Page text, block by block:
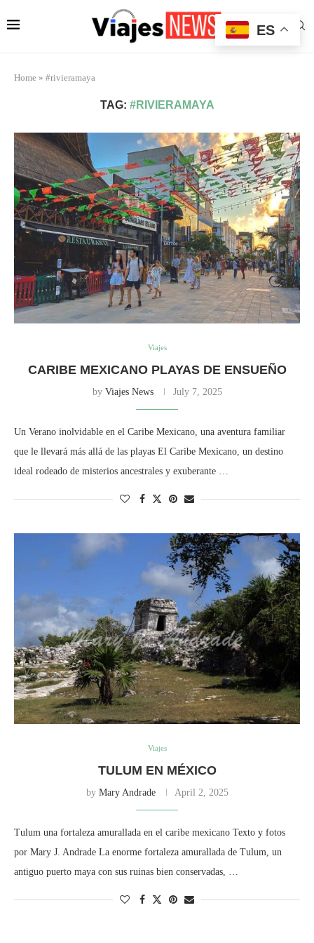
Home » #rivieramaya
TAG: #RIVIERAMAYA
Viajes
CARIBE MEXICANO PLAYAS DE ENSUEÑO
by Viajes News July 7, 2025
Un Verano inolvidable en el Caribe Mexicano, una aventura familiar
que le llevará más allá de las playas El Caribe Mexicano, un destino
ideal rodeado de misterios ancestrales y exuberante …
Viajes
TULUM EN MÉXICO
by Mary Andrade April 2, 2025
Tulum una fortaleza amurallada en el caribe mexicano Texto y fotos
por Mary J. Andrade La enorme fortaleza amurallada de Tulum, un
antiguo puerto maya con sus ruinas bien conservadas, …
ES